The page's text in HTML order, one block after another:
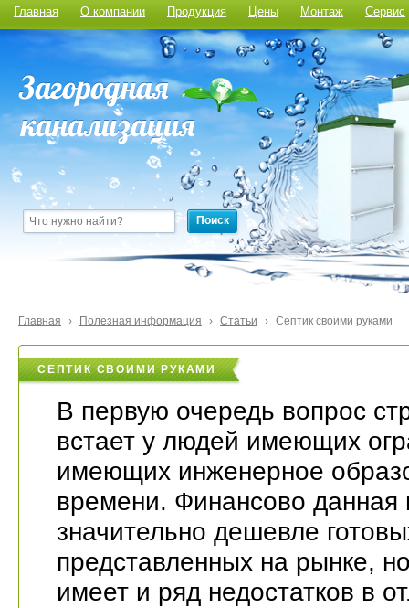
Главная О компании Продукция Цены Монтаж Сервис
Поиск
Главная › Полезная информация › Статьи › Септик своими руками
СЕПТИК СВОИМИ РУКАМИ
В первую очередь вопрос
встает у людей имеющих
имеющих инженерное
времени. Финансово данная
значительно дешевле
представленных на рынке,
имеет и ряд недостатков в